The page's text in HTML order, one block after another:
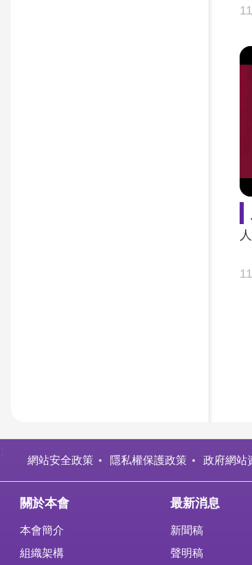
網站安全政策 隱私權保護政策 政府網站
關於本會
本會簡介
組織架構
最新消息
新聞稿
聲明稿